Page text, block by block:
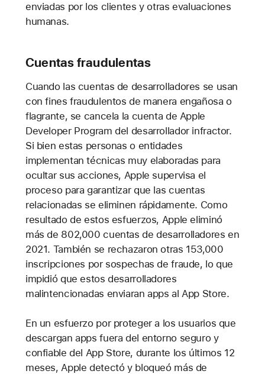
enviadas por los clientes y otras evaluaciones
humanas.
Cuentas fraudulentas
Cuando las cuentas de desarrolladores se usan
con fines fraudulentos de manera engañosa o
flagrante, se cancela la cuenta de Apple
Developer Program del desarrollador infractor.
Si bien estas personas o entidades
implementan técnicas muy elaboradas para
ocultar sus acciones, Apple supervisa el
proceso para garantizar que las cuentas
relacionadas se eliminen rápidamente. Como
resultado de estos esfuerzos, Apple eliminó
más de 802,000 cuentas de desarrolladores en
2021. También se rechazaron otras 153,000
inscripciones por sospechas de fraude, lo que
impidió que estos desarrolladores
malintencionadas enviaran apps al App Store.
En un esfuerzo por proteger a los usuarios que
descargan apps fuera del entorno seguro y
confiable del App Store, durante los últimos 12
meses, Apple detectó y bloqueó más de